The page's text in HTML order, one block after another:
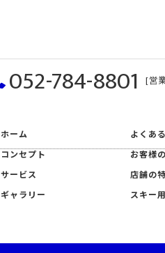
052-784-8801 [営
ホーム
コンセプト
サービス
ギャラリー
よくあ
お客様
店舗の
スキー